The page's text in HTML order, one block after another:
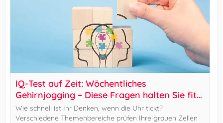
IQ-Test auf Zeit: Wöchentliches
Gehirnjogging – Diese Fragen halten Sie fit
im Kopf
Wie schnell ist Ihr Denken, wenn die Uhr tickt?
Verschiedene Themenbereiche prüfen Ihre grauen Zellen